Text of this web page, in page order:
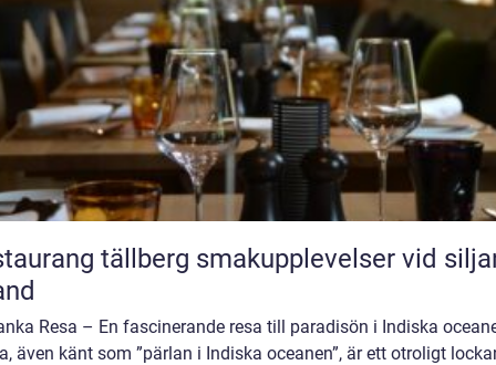
tällberg smakupplevelser vid siljans
Resa – En fascinerande resa till paradisön i Indiska
även känt som ”pärlan i Indiska oceanen”, är ett otroligt